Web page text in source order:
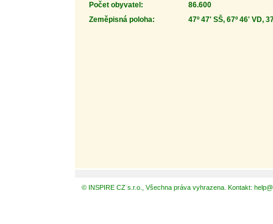
Počet obyvatel:
86.600
Zeměpisná poloha:
47º 47' SŠ, 67º 46' VD,
© INSPIRE CZ s.r.o., Všechna práva vyhrazena. Kontakt: